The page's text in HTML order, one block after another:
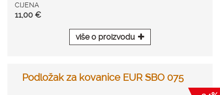
CIJENA
11,00 €
više o proizvodu
Podložak za kovanice EUR SBO 075